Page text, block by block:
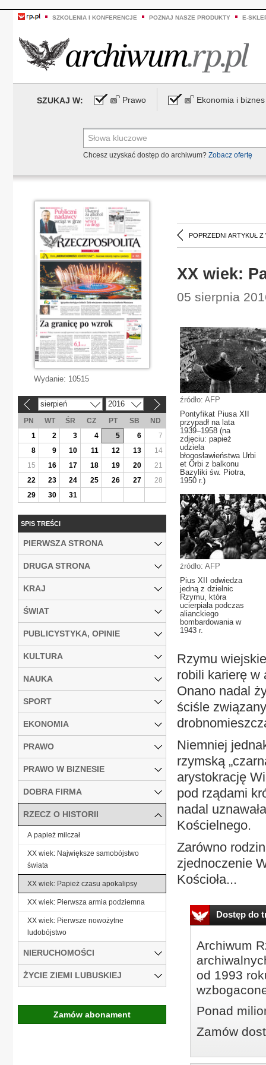
SZKOLENIA I KONFERENCJE POZNAJ NASZE PRODUKTY E-
SZUKAJ W: Prawo Ekonomia i biznes
Chcesz uzyskać dostęp do archiwum? Zobacz ofertę
POPRZEDNI ARTYKUŁ Z
XX wiek:
05 sierpnia
źródło: AFP
Pontyfikat Piusa XII
przypadł na lata
1939–1958 (na
zdjęciu: papież
udziela
błogosławieństwa Urbi
et Orbi z balkonu
Bazyliki św. Piotra,
1950 r.)
źródło: AFP
Pius XII odwiedza
jedną z dzielnic
Rzymu, która
ucierpiała podczas
alianckiego
bombardowania w
1943 r.
Rzymu
robili karierę w
Onano nadal
ściśle
Niemniej
rzymską
arystokrację
pod rządami
nadal
Kościelnego.
Zarówno
zjednoczenie
Kościoła...
Dostęp do
Archiwum
od 1993
Ponad
Zamów
Wydanie: 10515
sierpień 2016
PN WT ŚR CZ PT SB
ND
1
2 3 4 5 6
7
8
9 10 11 12 13
14
15
16 17 18 19 20
21
22
23 24 25 26 27
28
29
30 31
SPIS TREŚCI
PIERWSZA STRONA
DRUGA STRONA
KRAJ
ŚWIAT
PUBLICYSTYKA, OPINIE
KULTURA
NAUKA
SPORT
EKONOMIA
PRAWO
PRAWO W BIZNESIE
DOBRA FIRMA
RZECZ O HISTORII
A papież milczał
XX wiek: Największe samobójstwo
świata
XX wiek: Papież czasu apokalipsy
XX wiek: Pierwsza armia podziemna
XX wiek: Pierwsze nowożytne
ludobójstwo
NIERUCHOMOŚCI
ŻYCIE ZIEMI LUBUSKIEJ
Zamów abonament